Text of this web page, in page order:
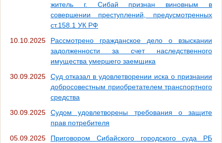
житель г. Сибай признан виновным в
совершении преступлений, предусмотренных
ст.158.1 УК РФ
10.10.2025
Рассмотрено гражданское дело о взыскании
задолженности за счет наследственного
имущества умершего заемщика
30.09.2025
Суд отказал в удовлетворении иска о признании
добросовестным приобретателем транспортного
средства
30.09.2025
Судом удовлетворены требования о защите
прав потребителя
05.09.2025
Приговором Сибайского городского суда РБ